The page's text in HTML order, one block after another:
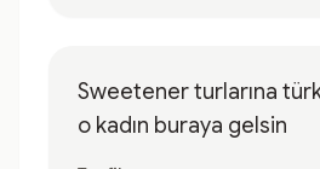
Sweetener turlarına
o kadın buraya gelsin